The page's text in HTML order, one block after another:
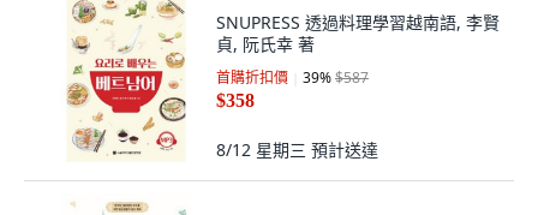
SNUPRESS 透過料理學習越南語, 李賢
貞, 阮氏幸 著
首購折扣價 39%$587
$358
8/12 星期三 預計送達